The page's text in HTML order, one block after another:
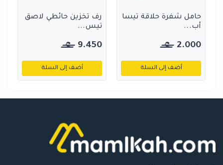
حامل شفرة حلاقة تيسا
أب...
2.000
أضف إلى السلة
رف تخزين حائطي لاصق
تيس...
9.450
أضف إلى السلة